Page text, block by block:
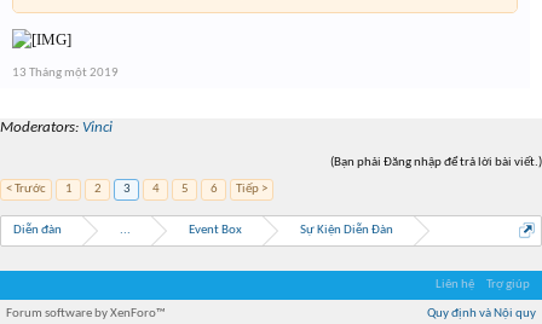
13 Tháng một 2019
Moderators: Vinci
(Bạn phải Đăng nhập để trả lời bài viết.)
< Trước
1 2 3 4 5 6 Tiếp >
Diễn đàn ... Event Box Sự Kiện Diễn Đàn
Liên hệ Trợ giúp
Quy định và Nội quy
Forum software by XenForo™